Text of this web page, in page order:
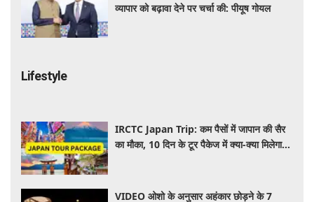
व्यापार को बढ़ावा देने पर चर्चा की: पीयूष गोयल
Lifestyle
IRCTC Japan Trip: कम पैसों में जापान की सैर
का मौका, 10 दिन के टूर पैकेज में क्या-क्या मिलेगा?
VIDEO ओशो के अनुसार अहंकार छोड़ने के 7